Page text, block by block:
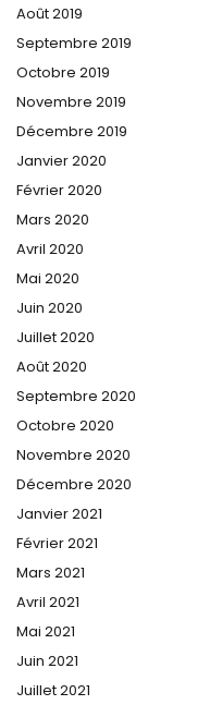
Août 2019
Septembre 2019
Octobre 2019
Novembre 2019
Décembre 2019
Janvier 2020
Février 2020
Mars 2020
Avril 2020
Mai 2020
Juin 2020
Juillet 2020
Août 2020
Septembre 2020
Octobre 2020
Novembre 2020
Décembre 2020
Janvier 2021
Février 2021
Mars 2021
Avril 2021
Mai 2021
Juin 2021
Juillet 2021